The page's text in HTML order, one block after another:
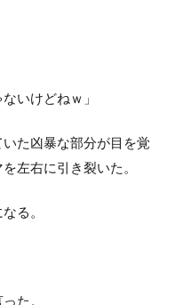
いけどねｗ」
た凶暴な部分が目を覚
左右に引き裂いた。
る。
た。